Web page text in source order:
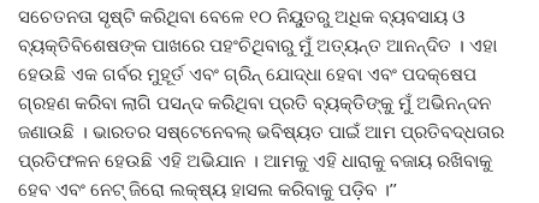
ସଚେତନତା ସୃଷ୍ଟି କରିଥିବା ବେଳେ ୧୦ ନିୟୁତରୁ ଅଧିକ ବ୍ୟବସାୟ ଓ
ବ୍ୟକ୍ତିବିଶେଷଙ୍କ ପାଖରେ ପହଂଚିଥିବାରୁ ମୁଁ ଅତ୍ୟନ୍ତ ଆନନ୍ଦିତ । ଏହା
ହେଉଛି ଏକ ଗର୍ବର ମୁହୂର୍ତ ଏବଂ ଗ୍ରିନ୍ ଯୋଦ୍ଧା ହେବା ଏବଂ ପଦକ୍ଷେପ
ଗ୍ରହଣ କରିବା ଲାଗି ପସନ୍ଦ କରିଥିବା ପ୍ରତି ବ୍ୟକ୍ତିଙ୍କୁ ମୁଁ ଅଭିନନ୍ଦନ
ଜଣାଉଛି । ଭାରତର ସଷ୍ଟେନେବଲ୍ ଭବିଷ୍ୟତ ପାଇଁ ଆମ ପ୍ରତିବଦ୍ଧତାର
ପ୍ରତିଫଳନ ହେଉଛି ଏହି ଅଭିଯାନ । ଆମକୁ ଏହି ଧାରାକୁ ବଜାୟ ରଖିବାକୁ
ହେବ ଏବଂ ନେଟ୍ ଜିରୋ ଲକ୍ଷ୍ୟ ହାସଲ କରିବାକୁ ପଡ଼ିବ ।’’